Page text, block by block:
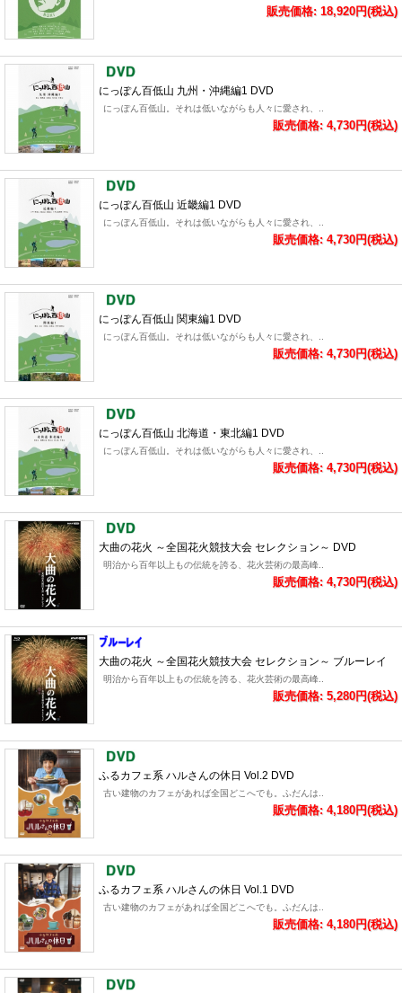
販売価格: 18,920円(税込)
にっぽん百低山 九州・沖縄編1 DVD
にっぽん百低山。それは低いながらも人々に愛され、..
販売価格: 4,730円(税込)
にっぽん百低山 近畿編1 DVD
にっぽん百低山。それは低いながらも人々に愛され、..
販売価格: 4,730円(税込)
にっぽん百低山 関東編1 DVD
にっぽん百低山。それは低いながらも人々に愛され、..
販売価格: 4,730円(税込)
にっぽん百低山 北海道・東北編1 DVD
にっぽん百低山。それは低いながらも人々に愛され、..
販売価格: 4,730円(税込)
大曲の花火 ～全国花火競技大会 セレクション～ DVD
明治から百年以上もの伝統を誇る、花火芸術の最高峰..
販売価格: 4,730円(税込)
大曲の花火 ～全国花火競技大会 セレクション～ ブルーレイ
明治から百年以上もの伝統を誇る、花火芸術の最高峰..
販売価格: 5,280円(税込)
ふるカフェ系 ハルさんの休日 Vol.2 DVD
古い建物のカフェがあれば全国どこへでも。ふだんは..
販売価格: 4,180円(税込)
ふるカフェ系 ハルさんの休日 Vol.1 DVD
古い建物のカフェがあれば全国どこへでも。ふだんは..
販売価格: 4,180円(税込)